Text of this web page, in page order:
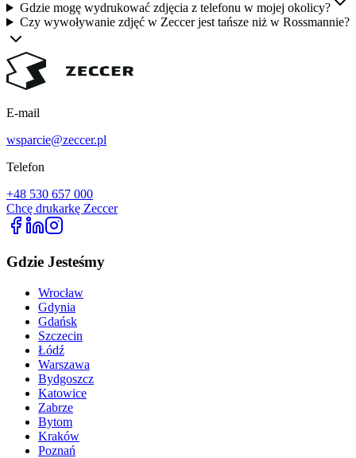
Gdzie mogę wydrukować zdjęcia z telefonu w mojej okolicy?
Czy wywoływanie zdjęć w Zeccer jest tańsze niż w Rossmannie?
E-mail
wsparcie@zeccer.pl
Telefon
+48 530 657 000
Chcę drukarkę Zeccer
Gdzie Jesteśmy
Wrocław
Gdynia
Gdańsk
Szczecin
Łódź
Warszawa
Bydgoszcz
Katowice
Zabrze
Bytom
Kraków
Poznań